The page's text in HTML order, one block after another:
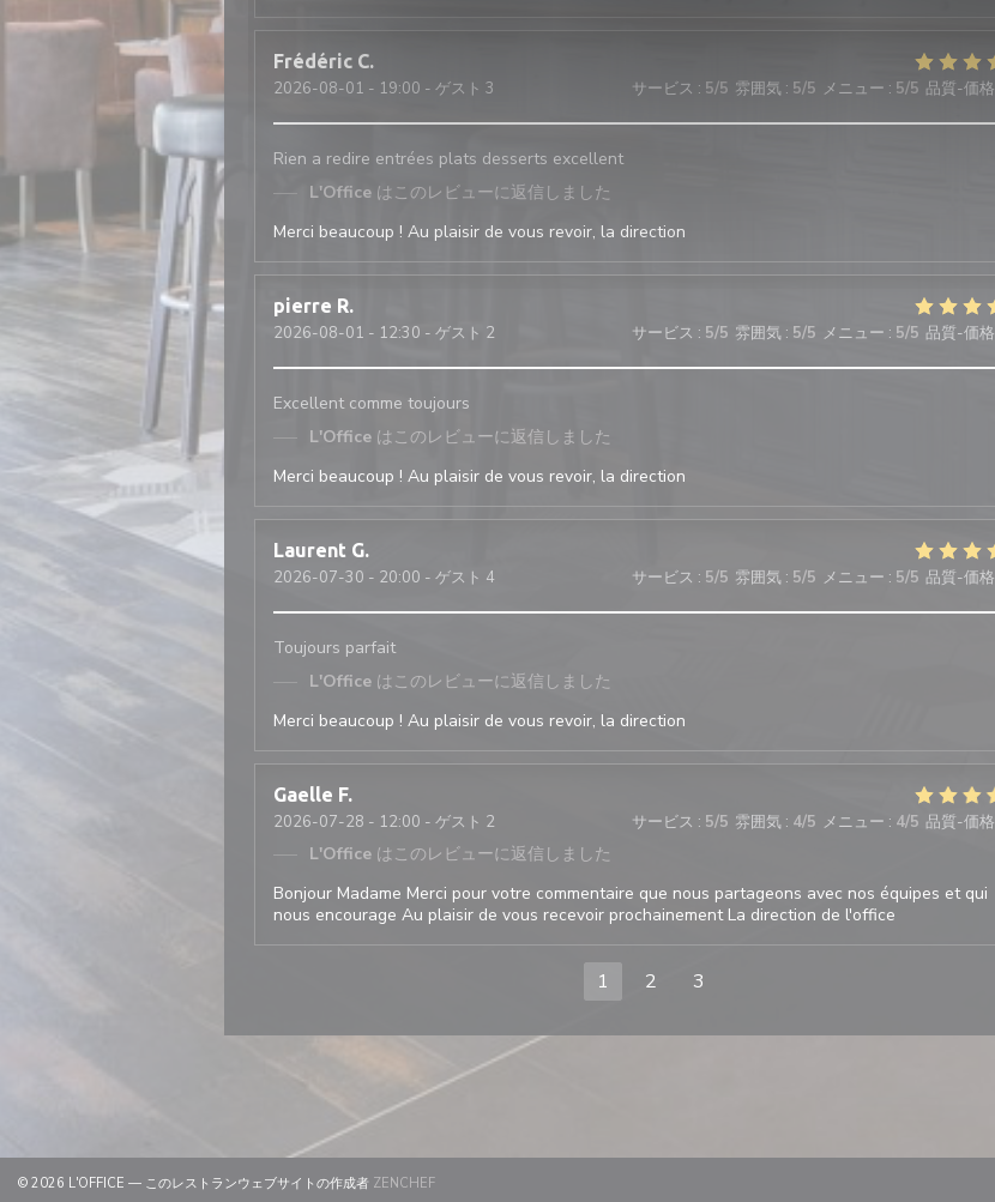
Frédéric C
2026-08-01 - 19:00 - ゲスト 3 サービス : 5/5 雰囲気: 5/5 メニュー : 5/5 品質-価格
Rien a redire entrées plats desserts excellent
L'Office はこのレビューに返信しました
Merci beaucoup ! Au plaisir de vous revoir, la direction
pierre R
2026-08-01 - 12:30 - ゲスト 2 サービス : 5/5 雰囲気: 5/5 メニュー : 5/5 品質-価格
Excellent comme toujours
L'Office はこのレビューに返信しました
Merci beaucoup ! Au plaisir de vous revoir, la direction
Laurent G
2026-07-30 - 20:00 - ゲスト 4 サービス : 5/5 雰囲気: 5/5 メニュー : 5/5 品質-価格
Toujours parfait
L'Office はこのレビューに返信しました
Merci beaucoup ! Au plaisir de vous revoir, la direction
Gaelle F
2026-07-28 - 12:00 - ゲスト 2 サービス : 5/5 雰囲気: 4/5 メニュー : 4/5 品質-価格
L'Office はこのレビューに返信しました
Bonjour Madame Merci pour votre commentaire que nous partageons avec nos équipes et qui
nous encourage Au plaisir de vous recevoir prochainement La direction de l'office
1 2 3
© 2026 L'OFFICE — このレストランウェブサイトの作成者 ZENCHEF((新しいウィンドウで開きます))